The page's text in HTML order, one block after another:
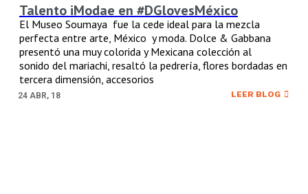
Talento iModae en #DGlovesMéxico
24 ABR, 18
El Museo Soumaya fue la cede ideal para la mezcla
perfecta entre arte, México y moda. Dolce & Gabbana
presentó una muy colorida y Mexicana colección al
sonido del mariachi, resaltó la pedrería, flores bordadas en
tercera dimensión, accesorios
LEER BLOG